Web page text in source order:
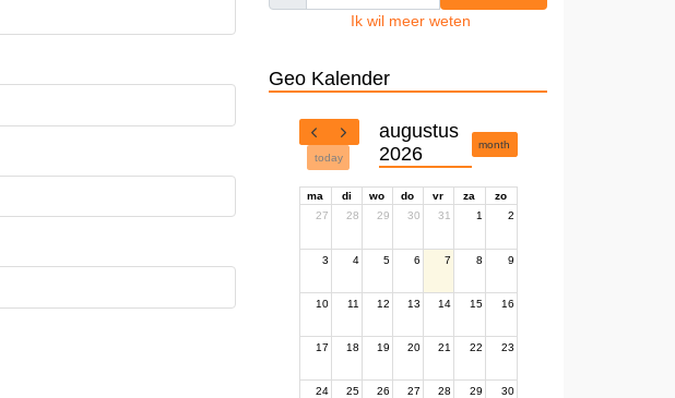
Ik wil meer weten
Geo Kalender
today
augustus
2026
month
ma di wo do vr za
zo
27
28 29 30 31 1 2
3 4 5 6 7 8 9
10 11 12 13 14 15 16
17 18 19 20 21 22 23
24 25 26 27 28 29 30